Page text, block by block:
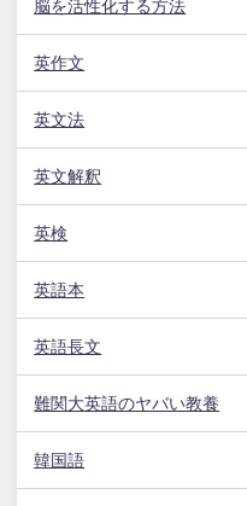
脳を活性化する方法
英作文
英文法
英文解釈
英検
英語本
英語長文
難関大英語のヤバい教養
韓国語